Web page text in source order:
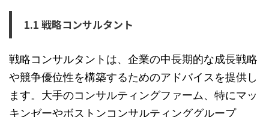
1.1 戦略コンサルタント
戦略コンサルタントは、企業の中長期的な成長戦略
や競争優位性を構築するためのアドバイスを提供し
ます。大手のコンサルティングファーム、特にマッ
キンゼーやボストンコンサルティンググループ